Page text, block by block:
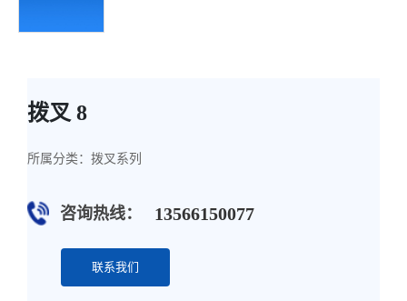
拨叉 8
所属分类：拨叉系列
咨询热线： 13566150077
联系我们